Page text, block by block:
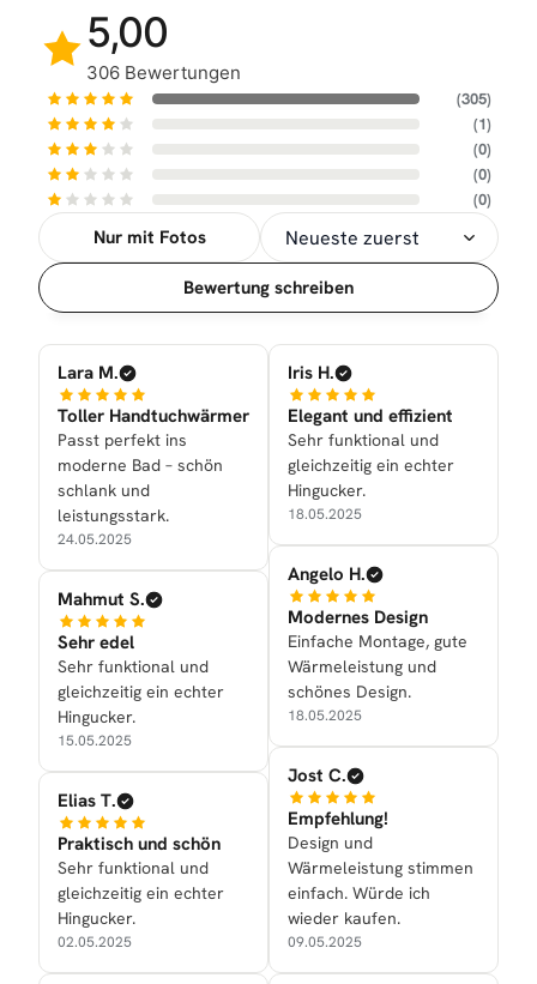
5,00
306 Bewertungen
(305)
(1)
(0)
(0)
(0)
Nur mit Fotos
Sortierung
Bewertung schreiben
Lara M.
Toller Handtuchwärmer
Passt perfekt ins
moderne Bad – schön
schlank und
leistungsstark.
24.05.2025
Mahmut S.
Sehr edel
Sehr funktional und
gleichzeitig ein echter
Hingucker.
15.05.2025
Elias T.
Praktisch und schön
Sehr funktional und
gleichzeitig ein echter
Hingucker.
02.05.2025
Iris H.
Elegant und effizient
Sehr funktional und
gleichzeitig ein echter
Hingucker.
18.05.2025
Angelo H.
Modernes Design
Einfache Montage, gute
Wärmeleistung und
schönes Design.
18.05.2025
Jost C.
Empfehlung!
Design und
Wärmeleistung stimmen
einfach. Würde ich
wieder kaufen.
09.05.2025